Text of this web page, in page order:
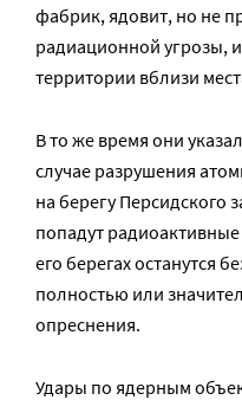
фабрик, ядовит, но не
радиационной угрозы,
территории вблизи
В то же время они
случае разрушения
на берегу Персидского
попадут
его берегах останутся
полностью или
опреснения.
Удары по ядерным